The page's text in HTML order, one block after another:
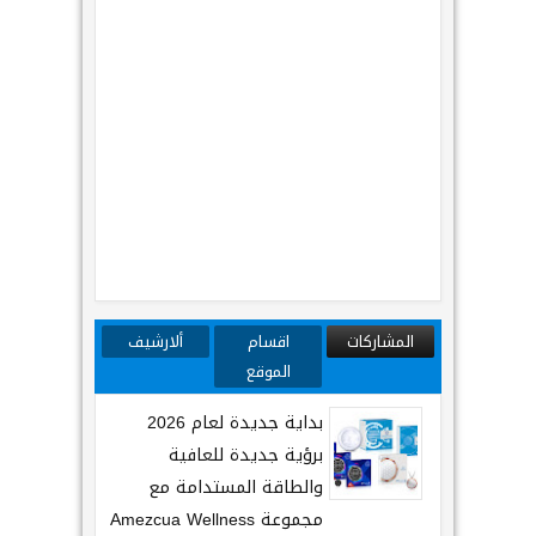
المشاركات
اقسام
الموقع
ألارشيف
بداية جديدة لعام 2026
برؤية جديدة للعافية
والطاقة المستدامة مع
مجموعة Amezcua Wellness